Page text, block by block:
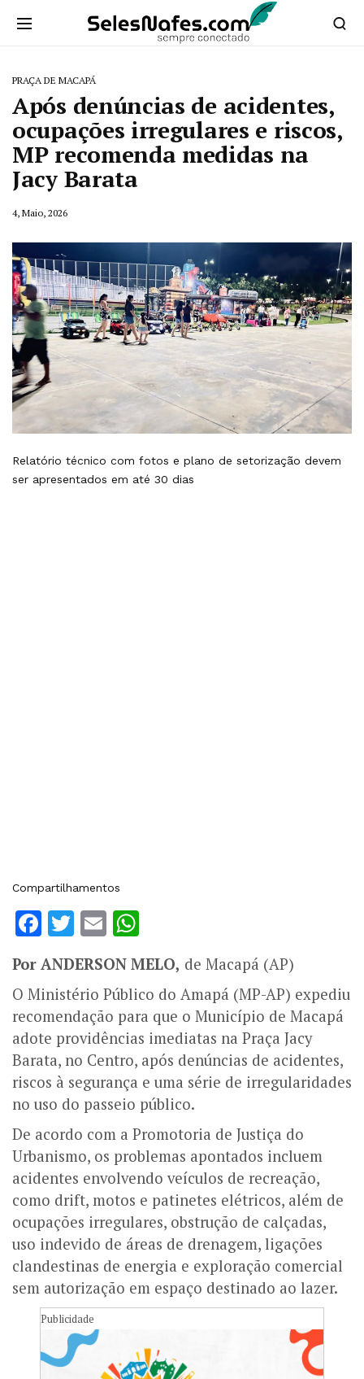
PRAÇA DE MACAPÁ
Após denúncias de acidentes,
ocupações irregulares e riscos,
MP recomenda medidas na
Jacy Barata
4, Maio, 2026
Relatório técnico com fotos e plano de setorização devem
ser apresentados em até 30 dias
Compartilhamentos
Facebook
Twitter
Email
Por ANDERSON MELO, de Macapá (AP)
O Ministério Público do Amapá (MP-AP) expediu
recomendação para que o Município de Macapá
adote providências imediatas na Praça Jacy
Barata, no Centro, após denúncias de acidentes,
riscos à segurança e uma série de irregularidades
no uso do passeio público.
De acordo com a Promotoria de Justiça do
Urbanismo, os problemas apontados incluem
acidentes envolvendo veículos de recreação,
como drift, motos e patinetes elétricos, além de
ocupações irregulares, obstrução de calçadas,
uso indevido de áreas de drenagem, ligações
clandestinas de energia e exploração comercial
sem autorização em espaço destinado ao lazer.
Publicidade